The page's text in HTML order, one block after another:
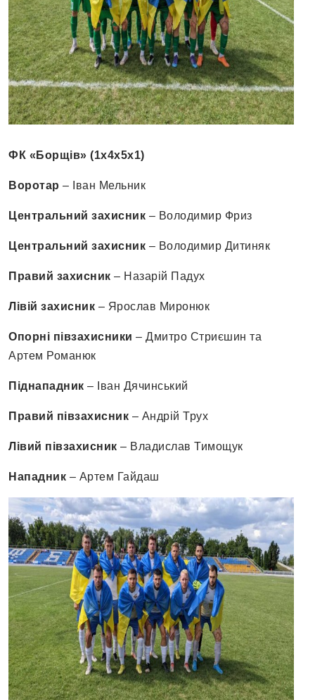
ФК «Борщів» (1х4х5х1)
Воротар – Іван Мельник
Центральний захисник – Володимир Фриз
Центральний захисник – Володимир Дитиняк
Правий захисник – Назарій Падух
Лівій захисник – Ярослав Миронюк
Опорні півзахисники – Дмитро Стриєшин та
Артем Романюк
Піднападник – Іван Дячинський
Правий півзахисник – Андрій Трух
Лівий півзахисник – Владислав Тимощук
Нападник – Артем Гайдаш